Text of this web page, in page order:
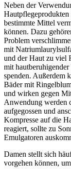
Neben der
Hautpflegeprodukten
bestimmte Mittel
können. Dazu
Problem
mit
und der Haut zu viel
mit
spenden. Außerdem
Bäder mit
und wirken gegen
Anwendung werden
aufgegossen und
Kompresse auf die
reagiert, sollte zu
Emulgatoren
Damen stellt sich
vorgehen können,